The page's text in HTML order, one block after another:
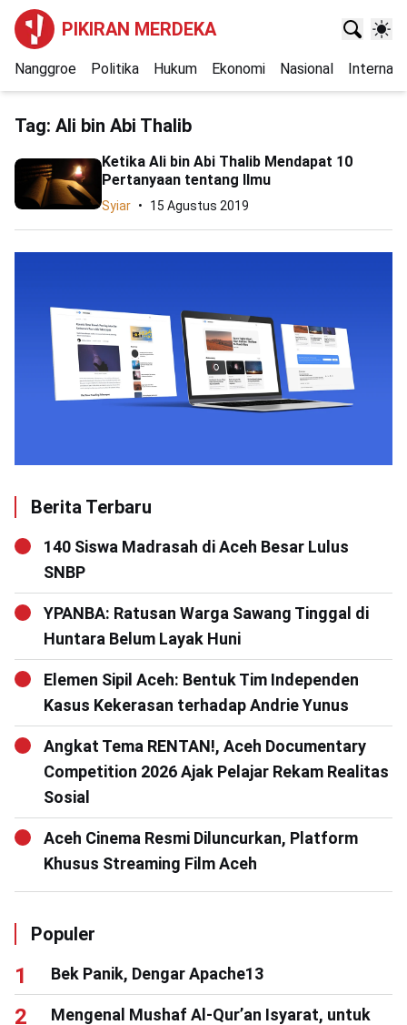
PIKIRAN MERDEKA
Nanggroe Politika Hukum Ekonomi Nasional
Tag: Ali bin Abi Thalib
Ketika Ali bin Abi Thalib Mendapat 10
Pertanyaan tentang Ilmu
Syiar 15 Agustus 2019
Berita Terbaru
140 Siswa Madrasah di Aceh Besar Lulus
SNBP
YPANBA: Ratusan Warga Sawang Tinggal di
Huntara Belum Layak Huni
Elemen Sipil Aceh: Bentuk Tim Independen
Kasus Kekerasan terhadap Andrie Yunus
Angkat Tema RENTAN!, Aceh Documentary
Competition 2026 Ajak Pelajar Rekam Realitas
Sosial
Aceh Cinema Resmi Diluncurkan, Platform
Khusus Streaming Film Aceh
Populer
Bek Panik, Dengar Apache13
Mengenal Mushaf Al-Qur’an Isyarat, untuk